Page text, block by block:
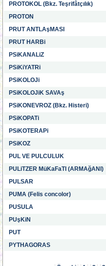
PROTOKOL (Bkz. Teşrifâtçılık)
PROTON
PRUT ANTLAşMASI
PRUT HARBi
PSiKANALiZ
PSiKiYATRi
PSiKOLOJi
PSiKOLOJiK SAVAş
PSiKONEVROZ (Bkz. Histeri)
PSiKOPATi
PSiKOTERAPi
PSiKOZ
PUL VE PULCULUK
PULiTZER MüKaFaTI (ARMAğANI)
PULSAR
PUMA (Felis concolor)
PUSULA
PUşKiN
PUT
PYTHAGORAS